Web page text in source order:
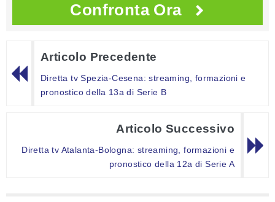
Confronta Ora
Articolo Precedente
Diretta tv Spezia-Cesena: streaming, formazioni e
pronostico della 13a di Serie B
Articolo Successivo
Diretta tv Atalanta-Bologna: streaming, formazioni e
pronostico della 12a di Serie A